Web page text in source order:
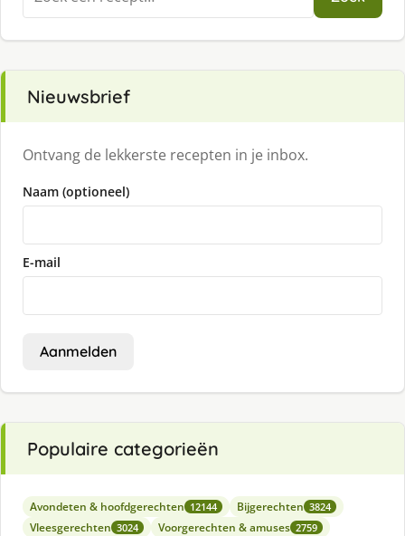
naar:
Nieuwsbrief
Ontvang de lekkerste recepten in je inbox.
Naam (optioneel)
E-mail
Aanmelden
Populaire categorieën
Avondeten & hoofdgerechten 12144 Bijgerechten 3824
Vleesgerechten 3024 Voorgerechten & amuses 2759